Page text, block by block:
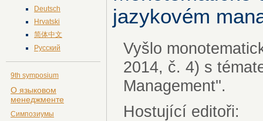
Deutsch
Hrvatski
简体中文
Русский
9th symposium
О языковом
менеджменте
Симпозиумы
jazykovém
Vyšlo
2014, č. 4) s
Management''.
Hostující editoři: